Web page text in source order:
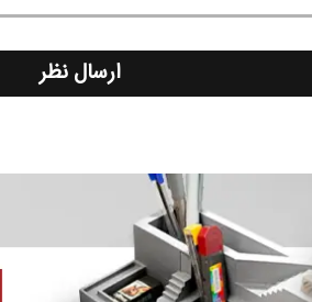
ارسال نظر